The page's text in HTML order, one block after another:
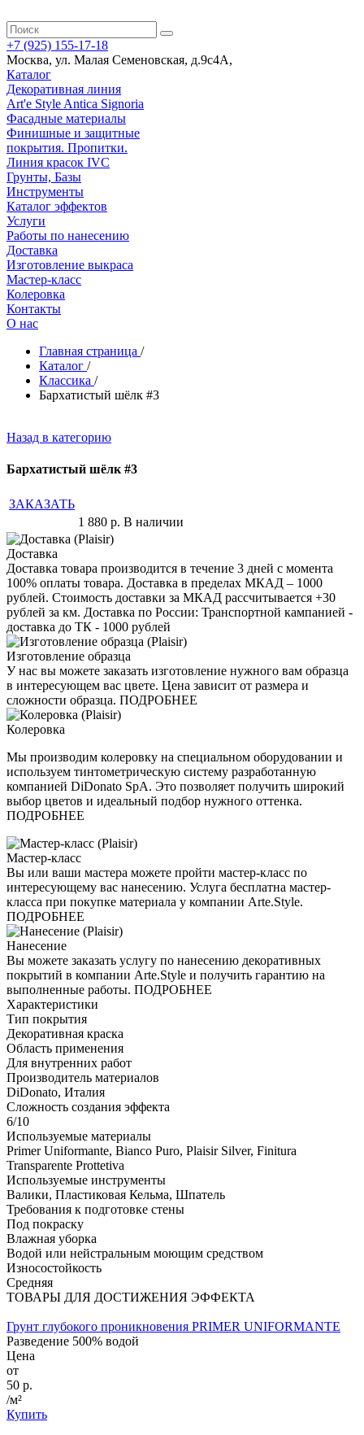
+7 (925) 155-17-18
Москва, ул. Малая Семеновская, д.9с4А,
Каталог
Декоративная линия
Art'e Style Antica Signoria
Фасадные материалы
Финишные и защитные
покрытия. Пропитки.
Линия красок IVC
Грунты, Базы
Инструменты
Каталог эффектов
Услуги
Работы по нанесению
Доставка
Изготовление выкраса
Мастер-класс
Колеровка
Контакты
О нас
Главная страница /
Каталог /
Классика /
Бархатистый шёлк #3
Назад в категорию
Бархатистый шёлк #3
ЗАКАЗАТЬ
1 880 р. В наличии
Доставка
Доставка товара производится в течение 3 дней с момента
100% оплаты товара. Доставка в пределах МКАД – 1000
рублей. Стоимость доставки за МКАД рассчитывается +30
рублей за км. Доставка по России: Транспортной кампанией -
доставка до ТК - 1000 рублей
Изготовление образца
У нас вы можете заказать изготовление нужного вам образца
в интересующем вас цвете. Цена зависит от размера и
сложности образца. ПОДРОБНЕЕ
Колеровка
Мы производим колеровку на специальном оборудовании и
используем тинтометрическую систему разработанную
компанией DiDonato SpA. Это позволяет получить широкий
выбор цветов и идеальный подбор нужного оттенка.
ПОДРОБНЕЕ
Мастер-класс
Вы или ваши мастера можете пройти мастер-класс по
интересующему вас нанесению. Услуга бесплатна мастер-
класса при покупке материала у компании Arte.Style.
ПОДРОБНЕЕ
Нанесение
Вы можете заказать услугу по нанесению декоративных
покрытий в компании Arte.Style и получить гарантию на
выполненные работы. ПОДРОБНЕЕ
Характеристики
Тип покрытия
Декоративная краска
Область применения
Для внутренних работ
Производитель материалов
DiDonato, Италия
Сложность создания эффекта
6/10
Используемые материалы
Primer Uniformante, Bianco Puro, Plaisir Silver, Finitura
Transparente Prottetiva
Используемые инструменты
Валики, Пластиковая Кельма, Шпатель
Требования к подготовке стены
Под покраску
Влажная уборка
Водой или нейстральным моющим средством
Износостойкость
Средняя
ТОВАРЫ ДЛЯ ДОСТИЖЕНИЯ ЭФФЕКТА
Грунт глубокого проникновения PRIMER UNIFORMANTE
Разведение 500% водой
Цена
от
50 р.
/м²
Купить